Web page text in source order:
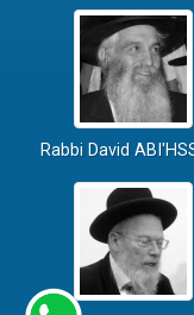
Rabbi David